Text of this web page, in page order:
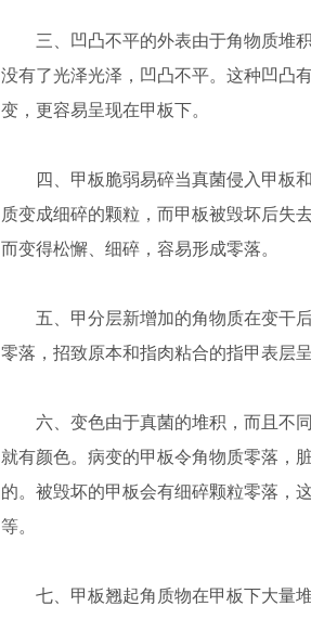
三、凹凸不平的外表由于角物质堆积
没有了光泽光泽，凹凸不平。这种凹凸
变，更容易呈现在甲板下。
四、甲板脆弱易碎当真菌侵入甲板和
质变成细碎的颗粒，而甲板被毁坏后失
而变得松懈、细碎，容易形成零落。
五、甲分层新增加的角物质在变干后
零落，招致原本和指肉粘合的指甲表层
六、变色由于真菌的堆积，而且不同
就有颜色。病变的甲板令角物质零落，
的。被毁坏的甲板会有细碎颗粒零落，
等。
七、甲板翘起角质物在甲板下大量堆